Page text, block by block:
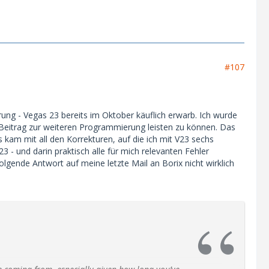
#107
- Vegas 23 bereits im Oktober käuflich erwarb. Ich wurde
zur weiteren Programmierung leisten zu können. Das
mit all den Korrekturen, auf die ich mit V23 sechs
- und darin praktisch alle für mich relevanten Fehler
Antwort auf meine letzte Mail an Borix nicht wirklich